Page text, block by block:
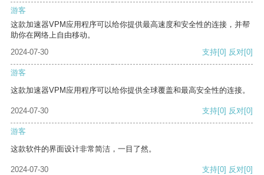
游客
这款加速器VPM应用程序可以给你提供最高速度和安全性的连接，并帮
助你在网络上自由移动。
2024-07-30
支持[0] 反对[0]
游客
这款加速器VPM应用程序可以给你提供全球覆盖和最高安全性的连接。
2024-07-30 支持[0] 反对[0]
游客
这款软件的界面设计非常简洁，一目了然。
2024-07-30 支持[0] 反对[0]